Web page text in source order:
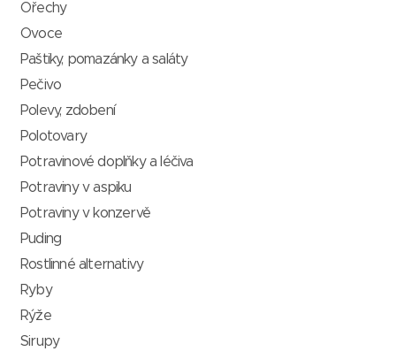
Ořechy
Ovoce
Paštiky, pomazánky a saláty
Pečivo
Polevy, zdobení
Polotovary
Potravinové doplňky a léčiva
Potraviny v aspiku
Potraviny v konzervě
Puding
Rostlinné alternativy
Ryby
Rýže
Sirupy